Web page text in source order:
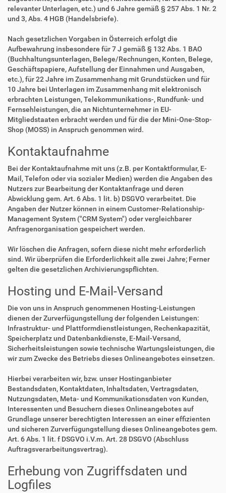
relevanter Unterlagen, etc.) und 6 Jahre gemäß § 257 Abs. 1 Nr. 2
und 3, Abs. 4 HGB (Handelsbriefe).
Nach gesetzlichen Vorgaben in Österreich erfolgt die
Aufbewahrung insbesondere für 7 J gemäß § 132 Abs. 1 BAO
(Buchhaltungsunterlagen, Belege/Rechnungen, Konten, Belege,
Geschäftspapiere, Aufstellung der Einnahmen und Ausgaben,
etc.), für 22 Jahre im Zusammenhang mit Grundstücken und für
10 Jahre bei Unterlagen im Zusammenhang mit elektronisch
erbrachten Leistungen, Telekommunikations-, Rundfunk- und
Fernsehleistungen, die an Nichtunternehmer in EU-
Mitgliedstaaten erbracht werden und für die der Mini-One-Stop-
Shop (MOSS) in Anspruch genommen wird.
Kontaktaufnahme
Bei der Kontaktaufnahme mit uns (z.B. per Kontaktformular, E-
Mail, Telefon oder via sozialer Medien) werden die Angaben des
Nutzers zur Bearbeitung der Kontaktanfrage und deren
Abwicklung gem. Art. 6 Abs. 1 lit. b) DSGVO verarbeitet. Die
Angaben der Nutzer können in einem Customer-Relationship-
Management System ("CRM System") oder vergleichbarer
Anfragenorganisation gespeichert werden.
Wir löschen die Anfragen, sofern diese nicht mehr erforderlich
sind. Wir überprüfen die Erforderlichkeit alle zwei Jahre; Ferner
gelten die gesetzlichen Archivierungspflichten.
Hosting und E-Mail-Versand
Die von uns in Anspruch genommenen Hosting-Leistungen
dienen der Zurverfügungstellung der folgenden Leistungen:
Infrastruktur- und Plattformdienstleistungen, Rechenkapazität,
Speicherplatz und Datenbankdienste, E-Mail-Versand,
Sicherheitsleistungen sowie technische Wartungsleistungen, die
wir zum Zwecke des Betriebs dieses Onlineangebotes einsetzen.
Hierbei verarbeiten wir, bzw. unser Hostinganbieter
Bestandsdaten, Kontaktdaten, Inhaltsdaten, Vertragsdaten,
Nutzungsdaten, Meta- und Kommunikationsdaten von Kunden,
Interessenten und Besuchern dieses Onlineangebotes auf
Grundlage unserer berechtigten Interessen an einer effizienten
und sicheren Zurverfügungstellung dieses Onlineangebotes gem.
Art. 6 Abs. 1 lit. f DSGVO i.V.m. Art. 28 DSGVO (Abschluss
Auftragsverarbeitungsvertrag).
Erhebung von Zugriffsdaten und
Logfiles